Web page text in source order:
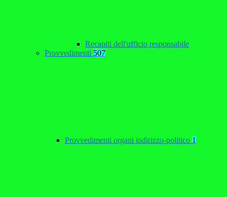
Recapiti dell'ufficio responsabile
Provvedimenti 507
Provvedimenti organi indirizzo-politico 1